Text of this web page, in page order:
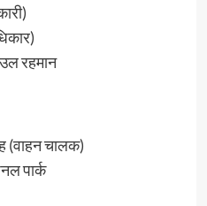
रहमान
(वाहन चालक)
पार्क